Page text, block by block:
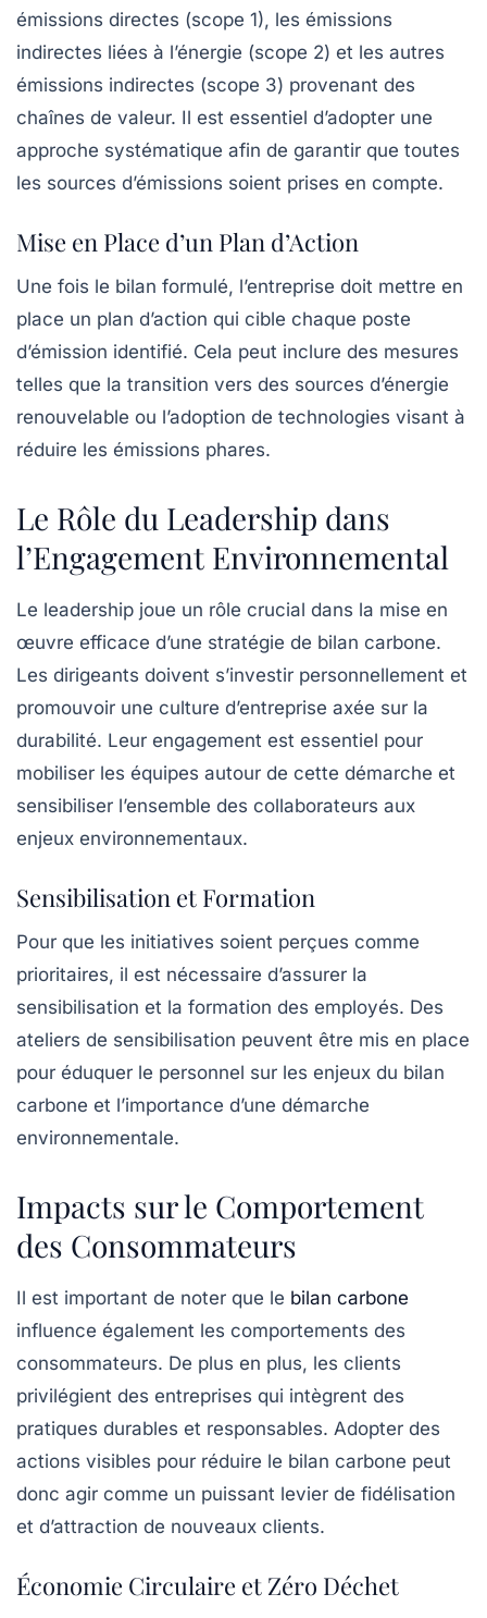
émissions directes (scope 1), les émissions
indirectes liées à l’énergie (scope 2) et les autres
émissions indirectes (scope 3) provenant des
chaînes de valeur. Il est essentiel d’adopter une
approche systématique afin de garantir que toutes
les sources d’émissions soient prises en compte.
Mise en Place d’un Plan d’Action
Une fois le bilan formulé, l’entreprise doit mettre en
place un plan d’action qui cible chaque poste
d’émission identifié. Cela peut inclure des mesures
telles que la transition vers des sources d’énergie
renouvelable ou l’adoption de technologies visant à
réduire les émissions phares.
Le Rôle du Leadership dans
l’Engagement Environnemental
Le leadership joue un rôle crucial dans la mise en
œuvre efficace d’une stratégie de bilan carbone.
Les dirigeants doivent s’investir personnellement et
promouvoir une culture d’entreprise axée sur la
durabilité. Leur engagement est essentiel pour
mobiliser les équipes autour de cette démarche et
sensibiliser l’ensemble des collaborateurs aux
enjeux environnementaux.
Sensibilisation et Formation
Pour que les initiatives soient perçues comme
prioritaires, il est nécessaire d’assurer la
sensibilisation et la formation des employés. Des
ateliers de sensibilisation peuvent être mis en place
pour éduquer le personnel sur les enjeux du bilan
carbone et l’importance d’une démarche
environnementale.
Impacts sur le Comportement
des Consommateurs
Il est important de noter que le bilan carbone
influence également les comportements des
consommateurs. De plus en plus, les clients
privilégient des entreprises qui intègrent des
pratiques durables et responsables. Adopter des
actions visibles pour réduire le bilan carbone peut
donc agir comme un puissant levier de fidélisation
et d’attraction de nouveaux clients.
Économie Circulaire et Zéro Déchet